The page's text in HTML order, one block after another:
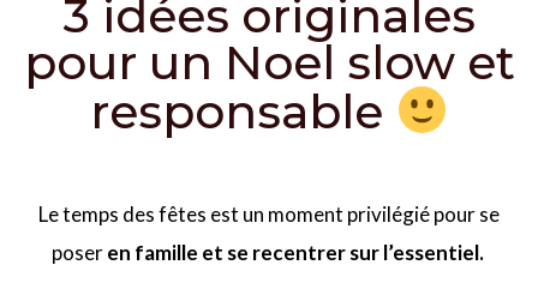
3 idées originales
pour un Noel slow et
responsable
Le temps des fêtes est un moment privilégié pour se
poseren famille et se recentrer sur l’essentiel.